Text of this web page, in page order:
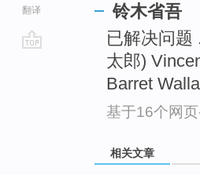
翻译
铃木省吾
已解决问题
太郎)
Barret
基于16个网页
相关文章